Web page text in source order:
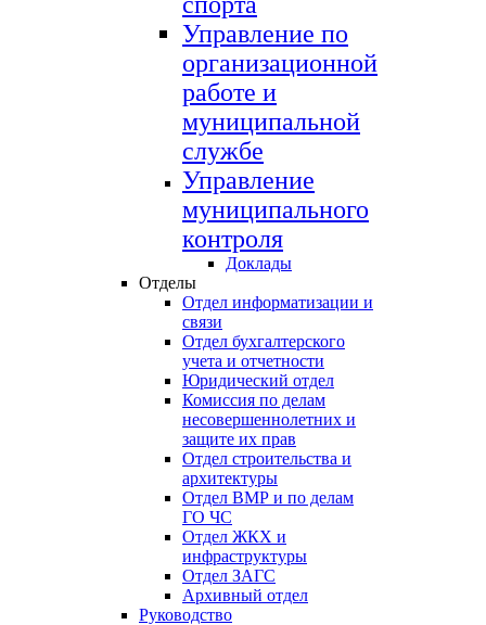
Управление по
организационной
работе и
муниципальной
службе
Управление
муниципального
контроля
Доклады
Отделы
Отдел информатизации и
связи
Отдел бухгалтерского
учета и отчетности
Юридический отдел
Комиссия по делам
несовершеннолетних и
защите их прав
Отдел строительства и
архитектуры
Отдел ВМР и по делам
ГО ЧС
Отдел ЖКХ и
инфраструктуры
Отдел ЗАГС
Архивный отдел
Руководство